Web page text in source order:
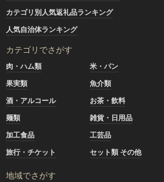
カテゴリ別人気返礼品ランキング
人気自治体ランキング
カテゴリでさがす
肉・ハム類 米・パン
果実類
魚介類
酒・アルコール
お茶・飲料
麺類
雑貨・日用品
加工食品
工芸品
旅行・チケット
セット類 その他
地域でさがす